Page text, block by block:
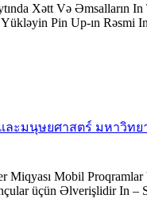
Xətt Və Əmsalların
Pin Up-ın Rəsmi
ตร์และมนุษยศาสตร์ มหาวิ
Miqyası Mobil Proqramlar
üçün Əlverişlidir In –